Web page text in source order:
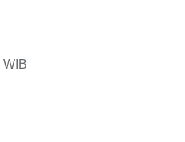
WIB